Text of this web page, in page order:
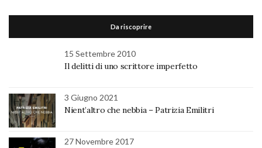
Da riscoprire
15 Settembre 2010
Il delitti di uno scrittore imperfetto
3 Giugno 2021
Nient’altro che nebbia – Patrizia Emilitri
27 Novembre 2017